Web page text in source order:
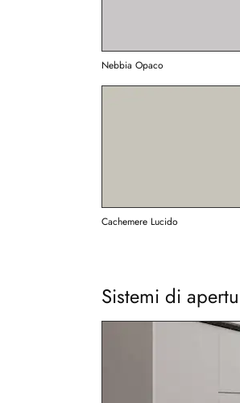
Nebbia Opaco
Cachemere Lucido
Sistemi di